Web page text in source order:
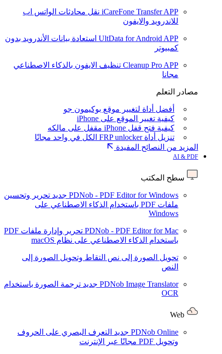
iCareFone Transfer APP نقل محادثات الواتس اب
للاندرويد والايفون
UltData for Android APP استعادة بيانات الأندرويد بدون
كمبيوتر
Cleanup Pro APP تنظيف الايفون بالذكاء الاصطناعي
مجانا
مصادر التعلم
أفضل أداة لتغيير موقع بوكيمون جو
كيفية تغيير الموقع على iPhone
كيفية فتح قفل iPhone مقفل على مالكه
تنزيل أداة FRP unlocker الكل في واحد مجانًا
المزيد من النصائح المفيدة
AI & PDF
سطح المكتب
PDNob - PDF Editor for Windows جديد تحرير وتحسين
ملفات PDF باستخدام الذكاء الاصطناعي على
Windows
PDNob - PDF Editor for Mac
تحرير وإدارة ملفات PDF
باستخدام الذكاء الاصطناعي على نظام macOS
تحويل الصورة إلى نص التقاط وتحويل الصورة إلى
النص
PDNob Image Translator جديد ترجمة الصورة باستخدام
OCR
PDNob Online جديد التعرف البصري على الحروف
وتحويل PDF مجانًا عبر الإنترنت